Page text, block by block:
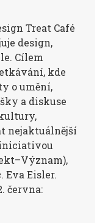
Treat Café
design,
Cílem
kde
o umění,
a diskuse
nejaktuálnější
iniciativou
Eva Eisler.
června: